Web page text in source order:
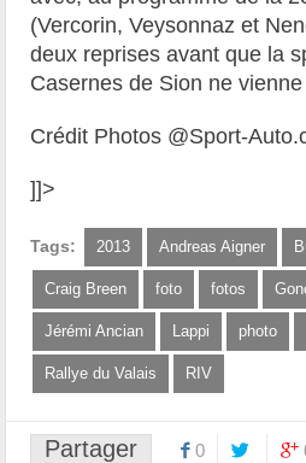
(Vercorin, Veysonnaz et
deux reprises avant que la
Casernes de Sion ne
Crédit Photos @Sport-
]]>
Tags: 2013 Andreas Aigner
Craig Breen foto fotos
Jérémi Ancian Lappi photo
Rallye du Valais RIV
Partager 0